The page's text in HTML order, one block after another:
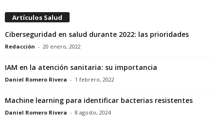
Artículos Salud
Ciberseguridad en salud durante 2022: las prioridades
Redacción - 20 enero, 2022
IAM en la atención sanitaria: su importancia
Daniel Romero Rivera - 1 febrero, 2022
Machine learning para identificar bacterias resistentes
Daniel Romero Rivera - 8 agosto, 2024